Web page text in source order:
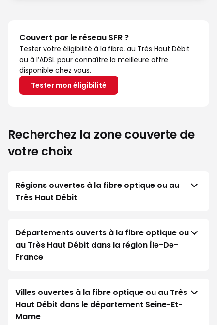
Couvert par le réseau SFR ?
Tester votre éligibilité à la fibre, au Très Haut Débit
ou à l’ADSL pour connaître la meilleure offre
disponible chez vous.
Tester mon éligibilité
Recherchez la zone couverte de
votre choix
Régions ouvertes à la fibre optique ou au
Très Haut Débit
Départements ouverts à la fibre optique ou
au Très Haut Débit dans la région Île-De-
France
Villes ouvertes à la fibre optique ou au Très
Haut Débit dans le département Seine-Et-
Marne